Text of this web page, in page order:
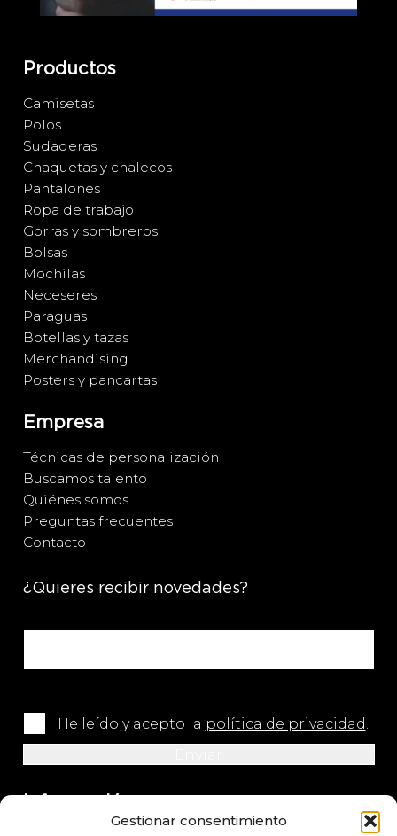
Gestionar consentimiento
Productos
Camisetas
Polos
Sudaderas
Chaquetas y chalecos
Pantalones
Ropa de trabajo
Gorras y sombreros
Bolsas
Mochilas
Neceseres
Paraguas
Botellas y tazas
Merchandising
Posters y pancartas
Empresa
Técnicas de personalización
Buscamos talento
Quiénes somos
Preguntas frecuentes
Contacto
¿Quieres recibir novedades?
He leído y acepto la política de privacidad.
Información